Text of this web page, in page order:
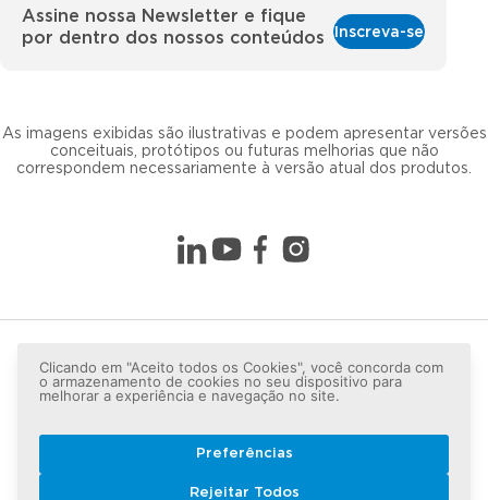
As imagens exibidas são ilustrativas e podem apresentar versões
conceituais, protótipos ou futuras melhorias que não
correspondem necessariamente à versão atual dos produtos.
Assine nossa Newsletter e fique
por dentro dos nossos conteúdos
Inscreva-se
Copyright © 2026 LG lugar de gente - Todos os direitos
Clicando em "Aceito todos os Cookies", você concorda com
o armazenamento de cookies no seu dispositivo para
melhorar a experiência e navegação no site.
Preferências
Rejeitar Todos